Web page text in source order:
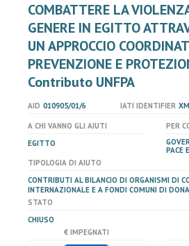
COMBATTERE LA
GENERE IN EGITTO
UN APPROCCIO
PREVENZIONE E
Contributo UNFPA
AID 010905/01/6 IATI IDENTIFIER
A CHI VANNO GLI AIUTI
EGITTO
PER
PACE
TIPOLOGIA DI AIUTO
CONTRIBUTI AL BILANCIO DI ORGANISMI DI
INTERNAZIONALE E A FONDI COMUNI DI
STATO
CHIUSO
€ IMPEGNATI